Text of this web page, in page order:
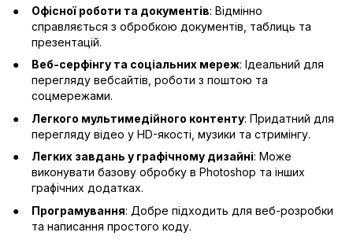
Офісної роботи та документів: Відмінно
справляється з обробкою документів, таблиць та
презентацій.
Веб-серфінгу та соціальних мереж: Ідеальний для
перегляду вебсайтів, роботи з поштою та
соцмережами.
Легкого мультимедійного контенту: Придатний для
перегляду відео у HD-якості, музики та стримінгу.
Легких завдань у графічному дизайні: Може
виконувати базову обробку в Photoshop та інших
графічних додатках.
Програмування: Добре підходить для веб-розробки
та написання простого коду.